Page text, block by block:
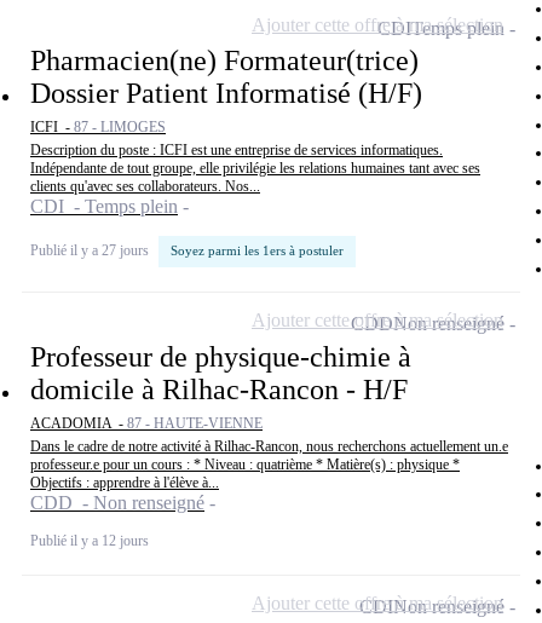
Pharmacien(ne) Formateur(trice)
Dossier Patient Informatisé (H/F)
ICFI - 87 - LIMOGES
Description du poste : ICFI est une entreprise de services informatiques.
Indépendante de tout groupe, elle privilégie les relations humaines tant avec ses
clients qu'avec ses collaborateurs. Nos...
CDI - Temps plein
Publié il y a 27 jours Soyez parmi les 1ers à postuler
CDITemps plein
Ajouter cette offre à ma sélection
Professeur de physique-chimie à
domicile à Rilhac-Rancon - H/F
ACADOMIA - 87 - HAUTE-VIENNE
Dans le cadre de notre activité à Rilhac-Rancon, nous recherchons actuellement un.e
professeur.e pour un cours : * Niveau : quatrième * Matière(s) : physique *
Objectifs : apprendre à l'élève à...
CDD - Non renseigné
Publié il y a 12 jours
CDDNon renseigné
Ajouter cette offre à ma sélection
CDINon renseigné
Ajouter cette offre à ma sélection